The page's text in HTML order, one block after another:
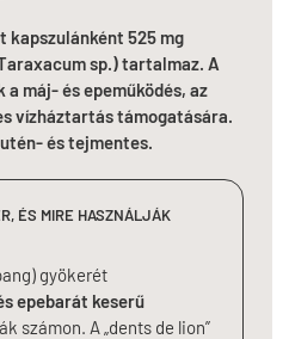
kapszulánként 525 mg
sp.) tartalmaz. A
máj- és epeműködés, az
vízháztartás támogatására.
és tejmentes.
ÉS MIRE HASZNÁLJÁK
gyökerét
epebarát keserű
számon. A „dents de lion”